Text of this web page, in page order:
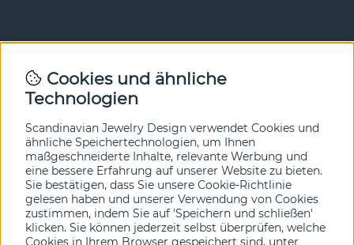
Newsletter
In unserem Newsletter erfahren Sie vor allen anderen
hier an.
Ja bitte!
Cookies und ähnliche
Technologien
Scandinavian Jewelry Design verwendet Cookies und
ähnliche Speichertechnologien, um Ihnen
maßgeschneiderte Inhalte, relevante Werbung und
eine bessere Erfahrung auf unserer Website zu bieten.
Sie bestätigen, dass Sie unsere Cookie-Richtlinie
gelesen haben und unserer Verwendung von Cookies
zustimmen, indem Sie auf 'Speichern und schließen'
klicken. Sie können jederzeit selbst überprüfen, welche
Cookies in Ihrem Browser gespeichert sind, unter